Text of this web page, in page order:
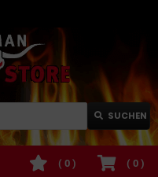
SUCHEN
( 0 )
( 0 )